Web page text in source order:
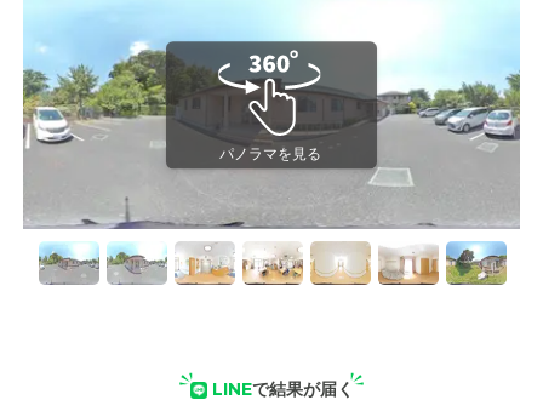
LINEで結果が届く